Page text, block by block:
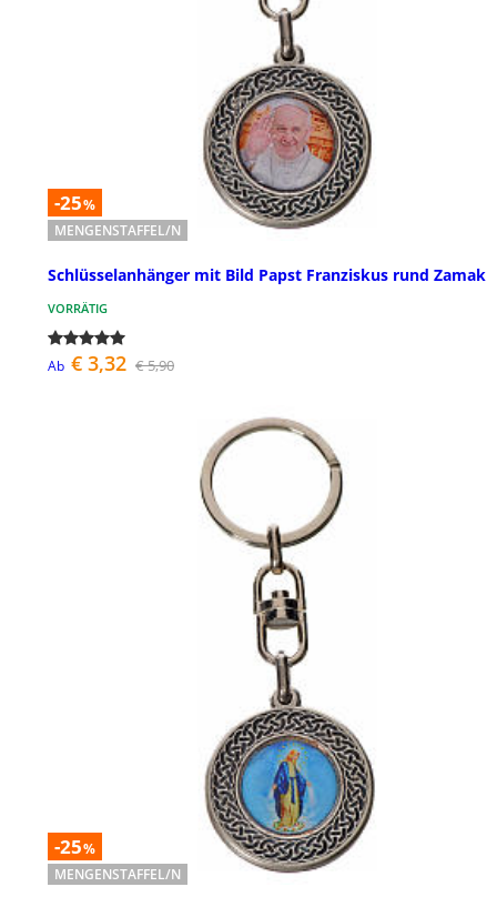
-25%
MENGENSTAFFEL/N
Schlüsselanhänger mit Bild Papst Franziskus rund Zamak
VORRÄTIG
Ab € 3,32 € 5,90
-25%
MENGENSTAFFEL/N